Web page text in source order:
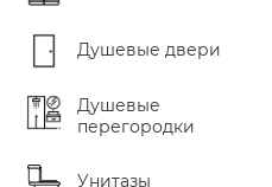
Душевые двери
Душевые
перегородки
Унитазы